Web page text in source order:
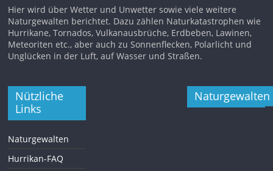
Hier wird über Wetter und Unwetter sowie viele weitere
Naturgewalten berichtet. Dazu zählen Naturkatastrophen wie
Hurrikane, Tornados, Vulkanausbrüche, Erdbeben, Lawinen,
Meteoriten etc., aber auch zu Sonnenflecken, Polarlicht und
Unglücken in der Luft, auf Wasser und Straßen.
Nützliche
Links
Naturgewalten
Hurrikan-FAQ
Naturgewalten